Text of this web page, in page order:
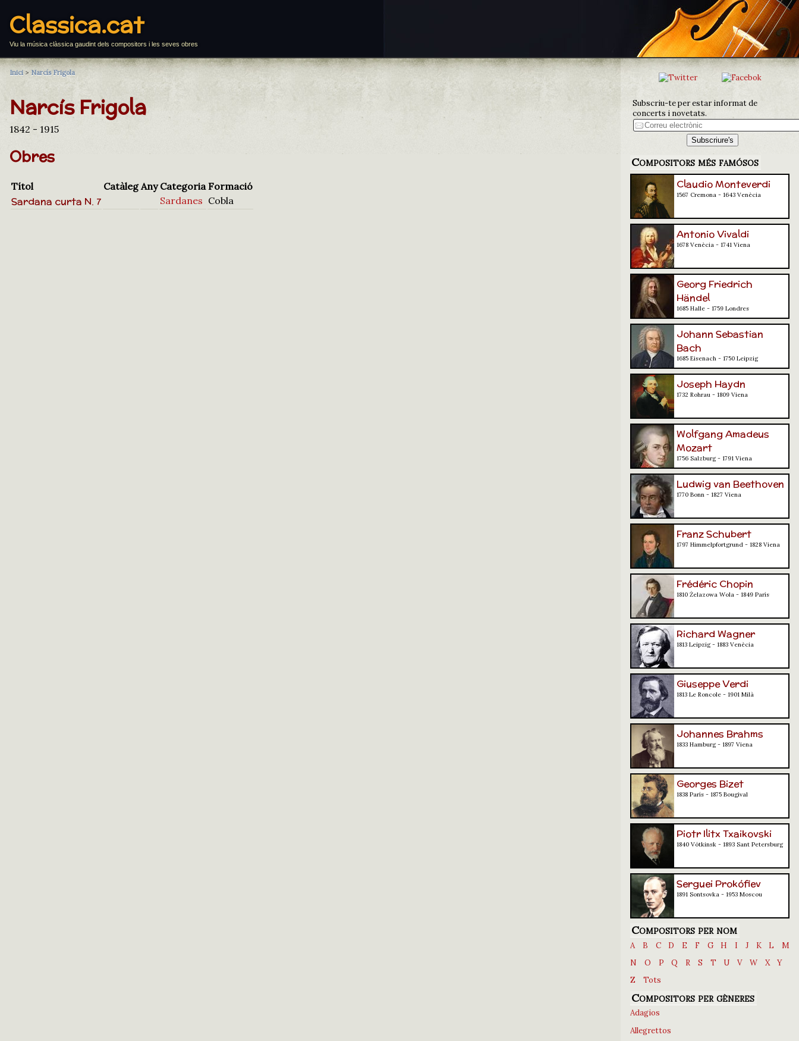
Classica.cat
Viu la música clàssica gaudint dels compositors i les seves obres
Inici > Narcís Frigola
Narcís Frigola
1842 - 1915
Obres
Títol Catàleg Any Categoria Formació
Sardana curta N. 7 Sardanes Cobla
Subscriu-te per estar informat de
concerts i novetats.
Compositors més famósos
Claudio Monteverdi
1567 Cremona - 1643 Venècia
Antonio Vivaldi
1678 Venècia - 1741 Viena
Georg Friedrich
Händel
1685 Halle - 1759 Londres
Johann Sebastian
Bach
1685 Eisenach - 1750 Leipzig
Joseph Haydn
1732 Rohrau - 1809 Viena
Wolfgang Amadeus
Mozart
1756 Salzburg - 1791 Viena
Ludwig van Beethoven
1770 Bonn - 1827 Viena
Franz Schubert
1797 Himmelpfortgrund - 1828 Viena
Frédéric Chopin
1810 Żelazowa Wola - 1849 París
Richard Wagner
1813 Leipzig - 1883 Venècia
Giuseppe Verdi
1813 Le Roncole - 1901 Milà
Johannes Brahms
1833 Hamburg - 1897 Viena
Georges Bizet
1838 París - 1875 Bougival
Piotr Ilitx Txaikovski
1840 Vótkinsk - 1893 Sant Petersburg
Serguei Prokófiev
1891 Sontsovka - 1953 Moscou
Compositors per nom
A B C D E F G H I J K L
M
N
O P Q R S T U V W X
Y
Z
Tots
Compositors per gèneres
Adagios
Allegrettos